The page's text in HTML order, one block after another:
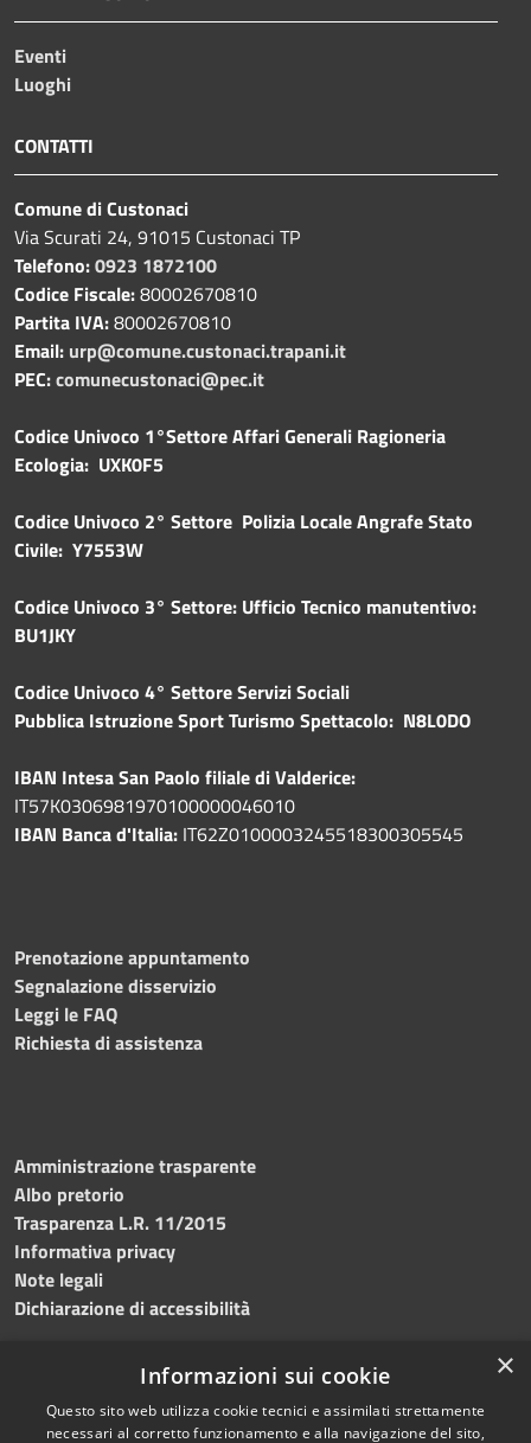
Eventi
Luoghi
CONTATTI
Comune di Custonaci
Via Scurati 24, 91015 Custonaci TP
Telefono:0923 1872100
Codice Fiscale:80002670810
Partita IVA:80002670810
Email: urp@comune.custonaci.trapani.it
PEC:comunecustonaci@pec.it
Codice Univoco 1°Settore Affari Generali Ragioneria
Ecologia: UXK0F5
Codice Univoco 2° Settore Polizia Locale Angrafe Stato
Civile: Y7553W
Codice Univoco 3° Settore: Ufficio Tecnico manutentivo:
BU1JKY
Codice Univoco 4° Settore Servizi Sociali
Pubblica Istruzione Sport Turismo Spettacolo: N8L0DO
IBAN Intesa San Paolo filiale di Valderice:
IT57K0306981970100000046010
IBAN Banca d'Italia: IT62Z0100003245518300305545
Prenotazione appuntamento
Segnalazione disservizio
Leggi le FAQ
Richiesta di assistenza
Amministrazione trasparente
Albo pretorio
Trasparenza L.R. 11/2015
Informativa privacy
Note legali
Dichiarazione di accessibilità
RSS
Copyright © 2026 • Comune di
×
Informazioni sui cookie
Questo sito web utilizza cookie tecnici e assimilati strettamente
necessari al corretto funzionamento e alla navigazione del sito,